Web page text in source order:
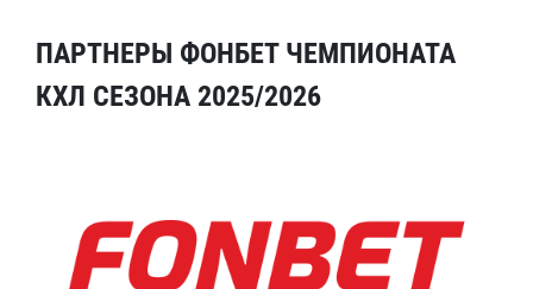
ПАРТНЕРЫ ФОНБЕТ ЧЕМПИОНАТА
КХЛ СЕЗОНА 2025/2026